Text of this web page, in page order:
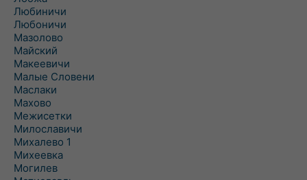
Любиничи
Любоничи
Мазолово
Майский
Макеевичи
Малые Словени
Маслаки
Махово
Межисетки
Милославичи
Михалево 1
Михеевка
Могилев